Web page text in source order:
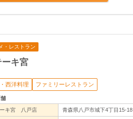
・レストラン
ーキ宮
西洋料理 ファミリーレストラン
ーキ宮 八戸店
青森県八戸市城下4丁目15-18